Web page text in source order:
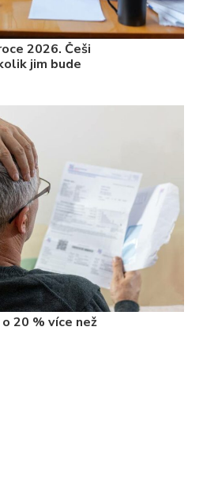
2026. Češi
jim bude
20 % více než